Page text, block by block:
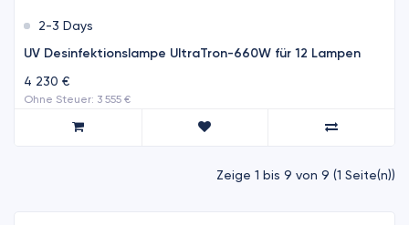
2-3 Days
UV Desinfektionslampe UltraTron-660W für 12 Lampen
4 230 €
Ohne Steuer: 3 555 €
Zeige 1 bis 9 von 9 (1 Seite(n))